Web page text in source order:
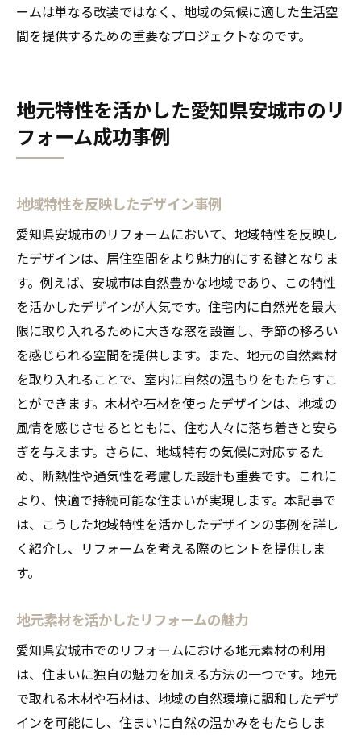
ームは単なる改装ではなく、地域の気候に適した生活空
間を提供するための重要なプロジェクトなのです。
地元特性を活かした愛知県安城市のリ
フォーム成功事例
地域特性を反映したデザイン事例
愛知県安城市のリフォームにおいて、地域特性を反映し
たデザインは、居住空間をより魅力的にする鍵となりま
す。例えば、安城市は自然豊かな地域であり、この特性
を活かしたデザインが人気です。住宅内に自然光を最大
限に取り入れるために大きな窓を設置し、季節の移ろい
を感じられる空間を提供します。また、地元の自然素材
を取り入れることで、室内に自然の温もりをもたらすこ
とができます。木材や石材を使ったデザインは、地域の
風情を感じさせるとともに、住む人々に落ち着きと安ら
ぎを与えます。さらに、地域特有の気候に対応するた
め、断熱性や通気性を考慮した設計も重要です。これに
より、快適で持続可能な住まいが実現します。本記事で
は、こうした地域特性を活かしたデザインの事例を詳し
く紹介し、リフォームを考える際のヒントを提供しま
す。
地元素材を活かしたリフォームの魅力
愛知県安城市でのリフォームにおける地元素材の利用
は、住まいに独自の魅力を加える方法の一つです。地元
で取れる木材や石材は、地域の自然環境に調和したデザ
インを可能にし、住まいに自然の温かみをもたらしま